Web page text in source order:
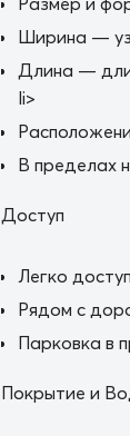
Ширина —
Длина —
li>
В пределах
Доступ
Легко
Рядом с
Парковка в
Покрытие и